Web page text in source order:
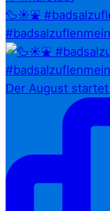
🦆☀️⛲
Der August